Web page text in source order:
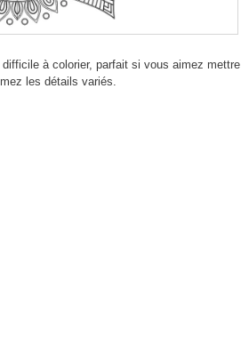
à colorier, parfait si vous aimez mettre
les détails variés.